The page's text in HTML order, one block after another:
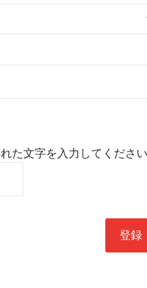
れた文字を入力してください